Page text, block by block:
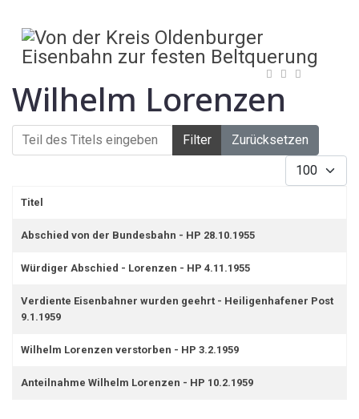
Wilhelm Lorenzen
Teil des Titels eingeben
Filter Zurücksetzen
Anzeige #
Titel
Abschied von der Bundesbahn - HP 28.10.1955
Würdiger Abschied - Lorenzen - HP 4.11.1955
Verdiente Eisenbahner wurden geehrt - Heiligenhafener Post
9.1.1959
Wilhelm Lorenzen verstorben - HP 3.2.1959
Anteilnahme Wilhelm Lorenzen - HP 10.2.1959